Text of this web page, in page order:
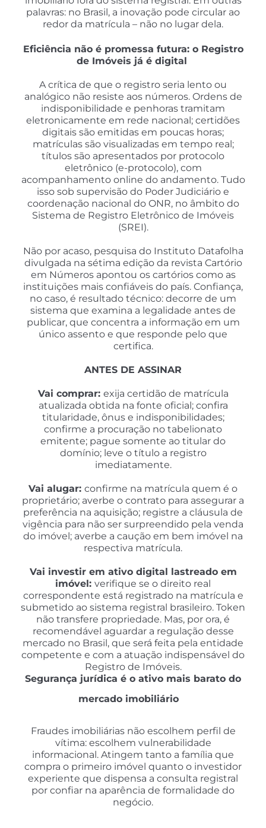
palavras: no Brasil, a inovação pode circular ao
redor da matrícula – não no lugar dela.
Eficiência não é promessa futura: o Registro
de Imóveis já é digital
A crítica de que o registro seria lento ou
analógico não resiste aos números. Ordens de
indisponibilidade e penhoras tramitam
eletronicamente em rede nacional; certidões
digitais são emitidas em poucas horas;
matrículas são visualizadas em tempo real;
títulos são apresentados por protocolo
eletrônico (e-protocolo), com
acompanhamento online do andamento. Tudo
isso sob supervisão do Poder Judiciário e
coordenação nacional do ONR, no âmbito do
Sistema de Registro Eletrônico de Imóveis
(SREI).
Não por acaso, pesquisa do Instituto Datafolha
divulgada na sétima edição da revista Cartório
em Números apontou os cartórios como as
instituições mais confiáveis do país. Confiança,
no caso, é resultado técnico: decorre de um
sistema que examina a legalidade antes de
publicar, que concentra a informação em um
único assento e que responde pelo que
certifica.
ANTES DE ASSINAR
Vai comprar: exija certidão de matrícula
atualizada obtida na fonte oficial; confira
titularidade, ônus e indisponibilidades;
confirme a procuração no tabelionato
emitente; pague somente ao titular do
domínio; leve o título a registro
imediatamente.
Vai alugar:confirme na matrícula quem é o
proprietário; averbe o contrato para assegurar a
preferência na aquisição; registre a cláusula de
vigência para não ser surpreendido pela venda
do imóvel; averbe a caução em bem imóvel na
respectiva matrícula.
Vai investir em ativo digital lastreado em
imóvel:verifique se o direito real
correspondente está registrado na matrícula e
submetido ao sistema registral brasileiro. Token
não transfere propriedade. Mas, por ora, é
recomendável aguardar a regulação desse
mercado no Brasil, que será feita pela entidade
competente e com a atuação indispensável do
Registro de Imóveis.
Segurança jurídica é o ativo mais barato do
mercado imobiliário
Fraudes imobiliárias não escolhem perfil de
vítima: escolhem vulnerabilidade
informacional. Atingem tanto a família que
compra o primeiro imóvel quanto o investidor
experiente que dispensa a consulta registral
por confiar na aparência de formalidade do
negócio.